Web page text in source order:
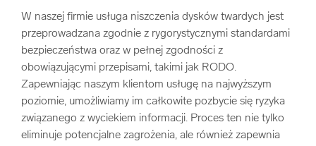
W naszej firmie usługa niszczenia dysków twardych jest
przeprowadzana zgodnie z rygorystycznymi standardami
bezpieczeństwa oraz w pełnej zgodności z
obowiązującymi przepisami, takimi jak RODO.
Zapewniając naszym klientom usługę na najwyższym
poziomie, umożliwiamy im całkowite pozbycie się ryzyka
związanego z wyciekiem informacji. Proces ten nie tylko
eliminuje potencjalne zagrożenia, ale również zapewnia